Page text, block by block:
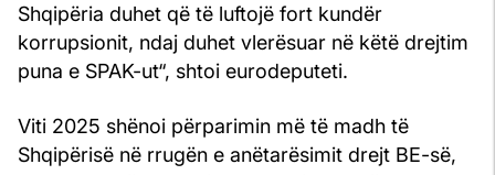
Shqipëria duhet që të luftojë fort kundër
korrupsionit, ndaj duhet vlerësuar në këtë drejtim
puna e SPAK-ut“, shtoi eurodeputeti.
Viti 2025 shënoi përparimin më të madh të
Shqipërisë në rrugën e anëtarësimit drejt BE-së,